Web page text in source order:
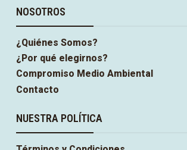
NOSOTROS
¿Quiénes Somos?
¿Por qué elegirnos?
Compromiso Medio Ambiental
Contacto
NUESTRA POLÍTICA